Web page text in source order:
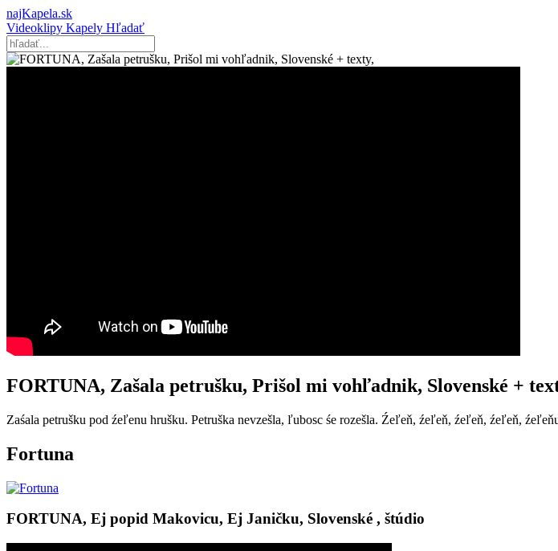
najKapela.sk
Videoklipy Kapely Hľadať
FORTUNA, Zašala petrušku, Prišol mi vohľadnik, Slovenské +
Zaśala petrušku pod źeľenu hrušku. Petruška nevzešla, ľubosc śe rozešla. Źeľeň, źeľeň, źeľeň, źeľeň,
Fortuna
FORTUNA, Ej popid Makovicu, Ej Janičku, Slovenské , štúdio